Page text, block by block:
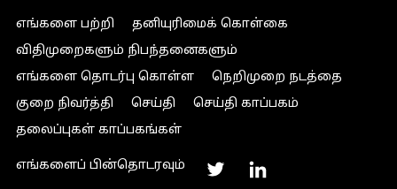
எங்களை பற்றி
தனியுரிமைக் கொள்கை
விதிமுறைகளும் நிபந்தனைகளும்
எங்களை தொடர்பு கொள்ள
நெறிமுறை நடத்தை
குறை நிவர்த்தி
செய்தி
செய்தி காப்பகம்
தலைப்புகள் காப்பகங்கள்
எங்களைப் பின்தொடரவும்